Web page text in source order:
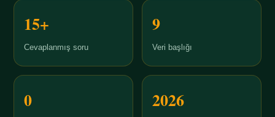
15+
Cevaplanmış soru
9
Veri başlığı
0 2026